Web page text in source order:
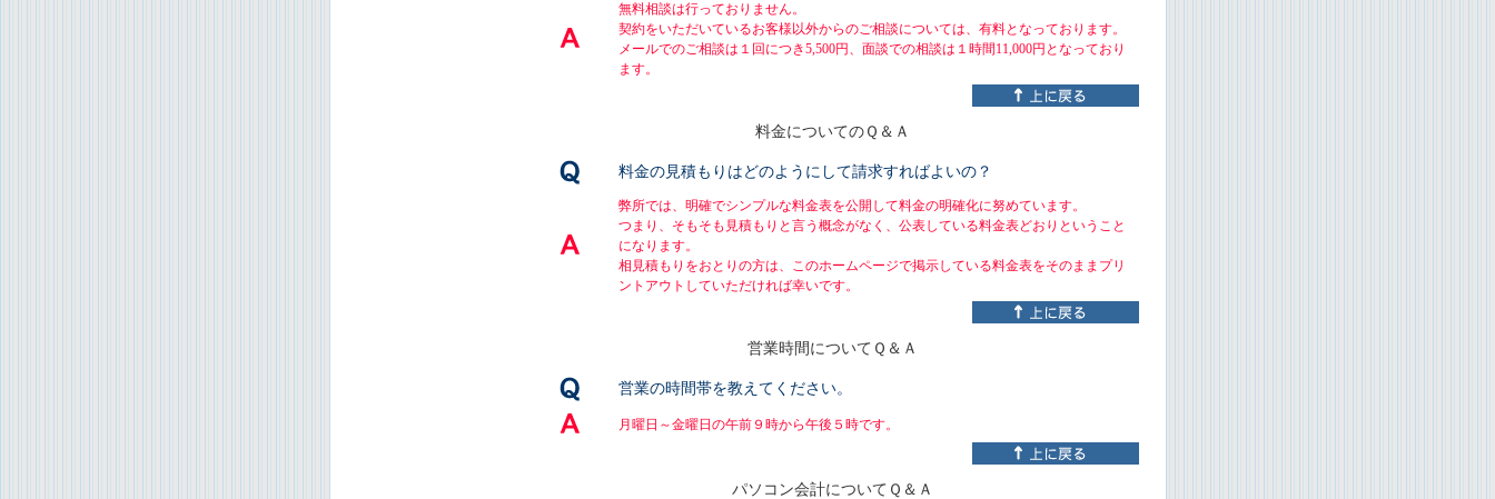
無料相談は行っておりません。
契約をいただいているお客様以外からのご相談については、有料となっております。
メールでのご相談は１回につき5,500円、面談での相談は１時間11,000円となっており
ます。
料金についてのＱ＆Ａ
料金の見積もりはどのようにして請求すればよいの？
弊所では、明確でシンプルな料金表を公開して料金の明確化に努めています。
つまり、そもそも見積もりと言う概念がなく、公表している料金表どおりということ
になります。
相見積もりをおとりの方は、このホームページで掲示している料金表をそのままプリ
ントアウトしていただければ幸いです。
営業時間についてＱ＆Ａ
営業の時間帯を教えてください。
月曜日～金曜日の午前９時から午後５時です。
パソコン会計についてＱ＆Ａ